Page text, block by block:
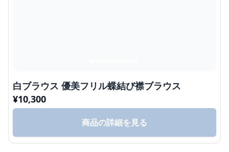
白ブラウス 優美フリル蝶結び襟ブラウス
¥10,300
商品の詳細を見る